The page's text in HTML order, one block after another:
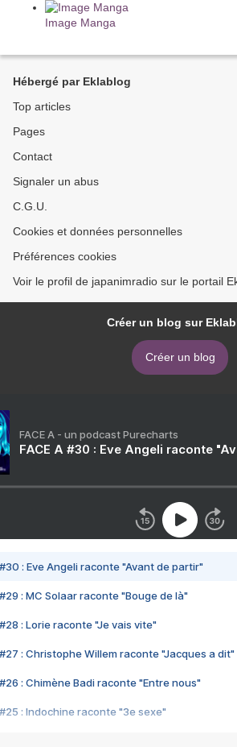
Image Manga
Hébergé par Eklablog
Top articles
Pages
Contact
Signaler un abus
C.G.U.
Cookies et données personnelles
Préférences cookies
Voir le profil de japanimradio sur le portail
Créer un blog sur
Créer un blog
FACE A - un podcast Purecharts
FACE A #30 : Eve Angeli raconte
#30 : Eve Angeli raconte "Avant de partir"
#29 : MC Solaar raconte "Bouge de là"
#28 : Lorie raconte "Je vais vite"
#27 : Christophe Willem raconte "Jacques a dit"
#26 : Chimène Badi raconte "Entre nous"
#25 : Indochine raconte "3e sexe"